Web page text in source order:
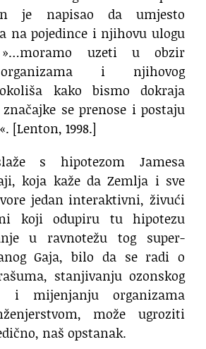
je napisao da umjesto
na pojedince i njihovu ulogu
uzeti u obzir
i njihovog
kako bismo dokraja
se prenose i postaju
[Lenton, 1998.]
s hipotezom Jamesa
koja kaže da Zemlja i sve
jedan interaktivni, živući
koji odupiru tu hipotezu
u ravnotežu tog super-
Gaja, bilo da se radi o
stanjivanju ozonskog
mijenjanju organizama
može ugroziti
naš opstanak.